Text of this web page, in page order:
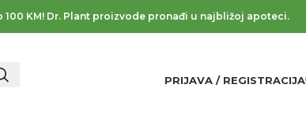
KM! Dr. Plant proizvode pronađi u najbližoj apoteci.
PRIJAVA / REGISTRACIJA